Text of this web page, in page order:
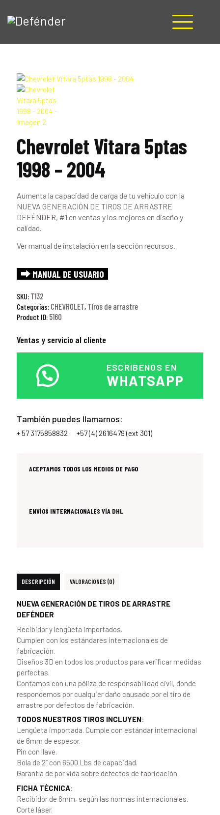
PRODUCTOS
MANUALES
RECURSOS
CONTACTO
Chevrolet Vitara 5ptas
1998 – 2004
Aumenta la capacidad de carga de tu vehículo con la
NUEVA GENERACIÓN DE TIROS DE ARRASTRE
DEFÉNDER, #1 en ventas y los mejores en diseño y
calidad.
Ver manual de instalación en la sección recursos.
⮕ MANUAL DE USUARIO
SKU: T132
Categorías: CHEVROLET, Tiros de arrastre
Product ID: 5160
Ventas y servicio al cliente
ESCRIBENOS EN
WHATSAPP
También puedes llamarnos:
+ 57 3175858832 +57 (4) 2616479 (ext 301)
ACEPTAMOS TODOS LOS MEDIOS DE PAGO
ENVÍOS INTERNACIONALES VÍA DHL
DESCRIPCIÓN VALORACIONES (0)
NUEVA GENERACIÓN DE TIROS DE ARRASTRE
DEFÉNDER
Recibidor y lengüeta importados.
Cumplen con los estándares internacionales de
fabricación.
Diseños 3D en todos los productos para verificar medidas
perfectas.
Contamos con una póliza de responsabilidad civil, donde
respondemos por cualquier daño causado por el tiro de
arrastre por defectos de fabricación.
TODOS NUESTROS TIROS INCLUYEN:
Lengüeta importada. Cumple con estándar internacional
de 6mm de espesor.
Pin con llave.
Bola de 2” con 6500 Lbs de capacidad.
Garantía de por vida sobre defectos de fabricación.
FICHA TÉCNICA:
Recibidor de 6mm, según las normas internacionales.
Corte láser.